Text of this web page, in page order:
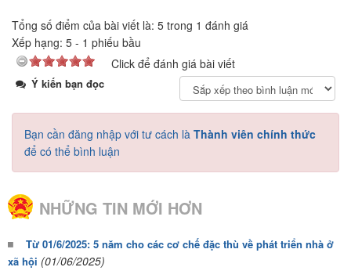
Tổng số điểm của bài viết là: 5 trong 1 đánh giá
Xếp hạng: 5 - 1 phiếu bầu
Click để đánh giá bài viết
Ý kiến bạn đọc
Bạn cần đăng nhập với tư cách là Thành viên chính thức
để có thể bình luận
NHỮNG TIN MỚI HƠN
Từ 01/6/2025: 5 năm cho các cơ chế đặc thù về phát triển nhà ở
xã hội (01/06/2025)